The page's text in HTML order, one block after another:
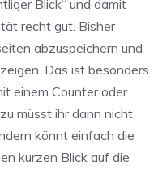
Blick“ und damit
recht gut. Bisher
abzuspeichern und
Das ist besonders
einem Counter oder
müsst ihr dann nicht
könnt einfach die
kurzen Blick auf die